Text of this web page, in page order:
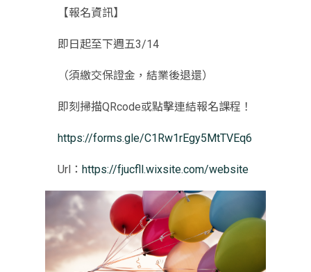
【報名資訊】
即日起至下週五3/14
（須繳交保證金，結業後退還）
即刻掃描QRcode或點擊連結報名課程！
https://forms.gle/C1Rw1rEgy5MtTVEq6
Url： https://fjucfll.wixsite.com/website